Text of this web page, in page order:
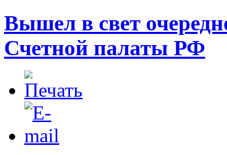
Вышел в свет
Счетной палаты РФ